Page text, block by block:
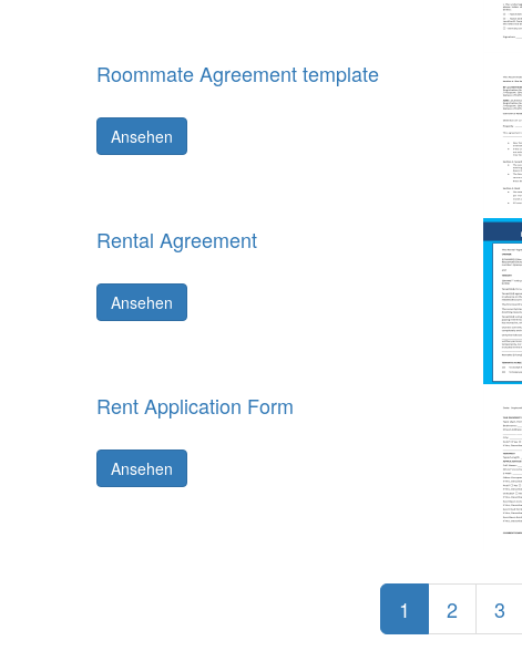
Roommate Agreement template
Ansehen
Rental Agreement
Ansehen
Rent Application Form
Ansehen
1 2 3